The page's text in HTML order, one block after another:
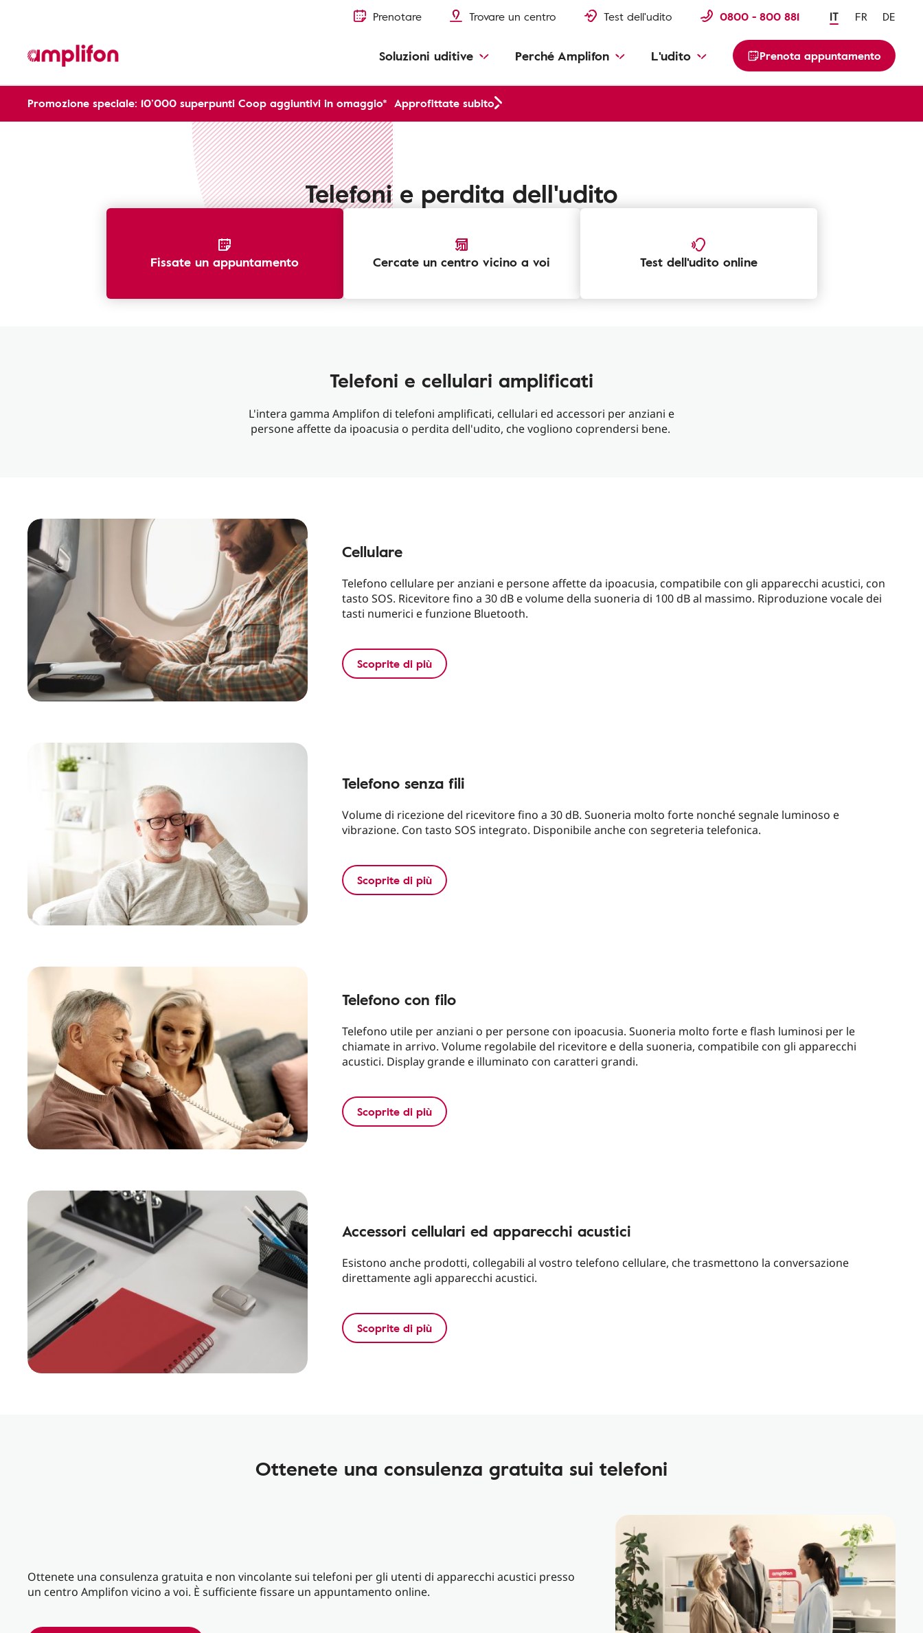
Prenotare Trovare un centro Test dell'udito 0800 - 800 881 IT FR DE
Soluzioni uditive Perché Amplifon L'udito Prenota appuntamento
Promozione speciale: 10’000 superpunti Coop aggiuntivi in omaggio* Approfittate subito
Telefoni e perdita dell'udito
Fissate un appuntamento Cercate un centro vicino a voi Test dell'udito online
Telefoni e cellulari amplificati
L'intera gamma Amplifon di telefoni amplificati, cellulari ed accessori per anziani e
persone affette da ipoacusia o perdita dell'udito, che vogliono coprendersi bene.
Cellulare
Telefono cellulare per anziani e persone affette da ipoacusia, compatibile con gli apparecchi acustici, con
tasto SOS. Ricevitore fino a 30 dB e volume della suoneria di 100 dB al massimo. Riproduzione vocale dei
tasti numerici e funzione Bluetooth.
Scoprite di più
Telefono senza fili
Volume di ricezione del ricevitore fino a 30 dB. Suoneria molto forte nonché segnale luminoso e
vibrazione. Con tasto SOS integrato. Disponibile anche con segreteria telefonica.
Scoprite di più
Telefono con filo
Telefono utile per anziani o per persone con ipoacusia. Suoneria molto forte e flash luminosi per le
chiamate in arrivo. Volume regolabile del ricevitore e della suoneria, compatibile con gli apparecchi
acustici. Display grande e illuminato con caratteri grandi.
Scoprite di più
Accessori cellulari ed apparecchi acustici
Esistono anche prodotti, collegabili al vostro telefono cellulare, che trasmettono la conversazione
direttamente agli apparecchi acustici.
Scoprite di più
Ottenete una consulenza gratuita sui telefoni
Ottenete una consulenza gratuita e non vincolante sui telefoni per gli utenti di apparecchi acustici presso
un centro Amplifon vicino a voi. È sufficiente fissare un appuntamento online.